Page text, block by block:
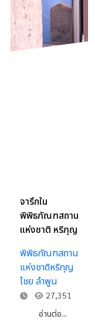
จารึกใน
พิพิธภัณฑสถาน
แห่งชาติ หริภุญ
พิพิธภัณฑสถาน
แห่งชาติหริภุญ
ไชย ลำพูน
27,351
อ่านต่อ...